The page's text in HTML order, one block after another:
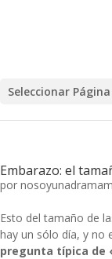
Seleccionar Página
Embarazo: el
por
Esto del tamaño de
hay un sólo día, y no
pregunta típica de